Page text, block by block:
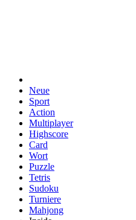
Neue
Sport
Action
Multiplayer
Highscore
Card
Wort
Puzzle
Tetris
Sudoku
Turniere
Mahjong